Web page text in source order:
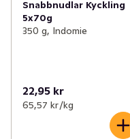
Snabbnudlar Kyckling
5x70g
350 g, Indomie
22,95 kr
65,57 kr /kg